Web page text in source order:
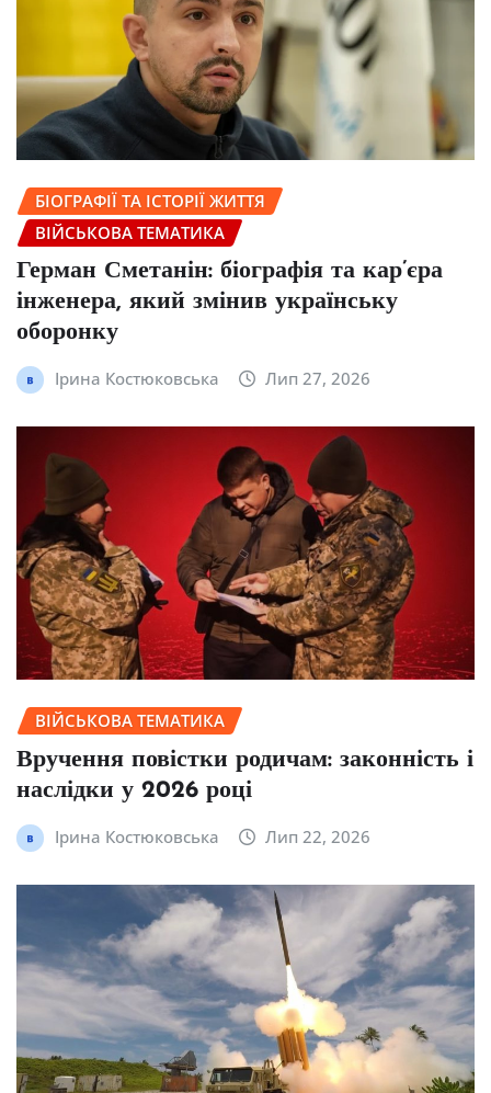
БІОГРАФІЇ ТА ІСТОРІЇ ЖИТТЯ
ВІЙСЬКОВА ТЕМАТИКА
Герман Сметанін: біографія та кар’єра
інженера, який змінив українську
оборонку
Ірина Костюковська Лип 27, 2026
ВІЙСЬКОВА ТЕМАТИКА
Вручення повістки родичам: законність і
наслідки у 2026 році
Ірина Костюковська Лип 22, 2026